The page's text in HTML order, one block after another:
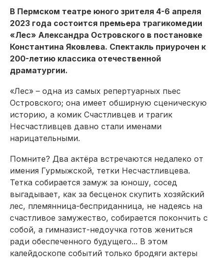
В Пермском театре юного зрителя 4-6 апреля
2023 года состоится премьера трагикомедии
«Лес» Александра Островского в постановке
Константина Яковлева. Спектакль приурочен к
200-летию классика отечественной
драматургии.
«Лес» – одна из самых репертуарных пьес
Островского; она имеет обширную сценическую
историю, а комик Счастливцев и трагик
Несчастливцев давно стали именами
нарицательными.
Помните? Два актёра встречаются недалеко от
имения Гурмыжской, тетки Несчастливцева.
Тетка собирается замуж за юношу, сосед
выгадывает, как за бесценок скупить хозяйский
лес, племянница-бесприданница, не надеясь на
счастливое замужество, собирается покончить с
собой, а гимназист-недоучка готов жениться
ради обеспеченного будущего... В этом
калейдоскопе событий только бродяги актеры